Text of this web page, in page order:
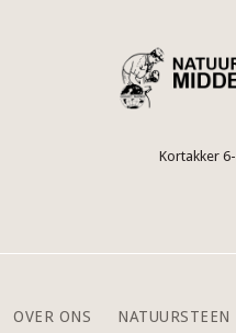
Kortakker 6-
OVER ONS NATUURSTEEN